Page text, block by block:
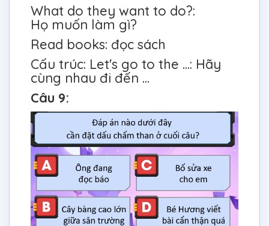
What do they want to do?:
Họ muốn làm gì?
Read books: đọc sách
Cấu trúc: Let's go to the ...: Hãy
cùng nhau đi đến ...
Câu 9: